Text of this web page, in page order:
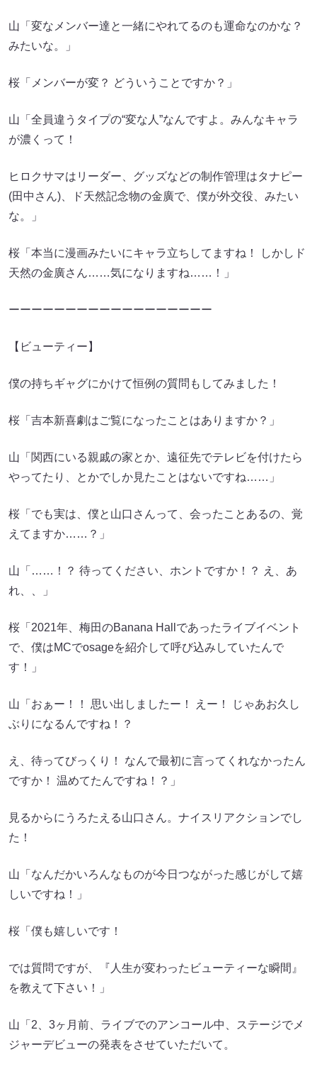
山「変なメンバー達と一緒にやれてるのも運命なのかな？
みたいな。」
桜「メンバーが変？ どういうことですか？」
山「全員違うタイプの“変な人”なんですよ。みんなキャラ
が濃くって！
ヒロクサマはリーダー、グッズなどの制作管理はタナピー
(田中さん)、ド天然記念物の金廣で、僕が外交役、みたい
な。」
桜「本当に漫画みたいにキャラ立ちしてますね！ しかしド
天然の金廣さん……気になりますね……！」
ーーーーーーーーーーーーーーーーーー
【ビューティー】
僕の持ちギャグにかけて恒例の質問もしてみました！
桜「吉本新喜劇はご覧になったことはありますか？」
山「関西にいる親戚の家とか、遠征先でテレビを付けたら
やってたり、とかでしか見たことはないですね……」
桜「でも実は、僕と山口さんって、会ったことあるの、覚
えてますか……？」
山「……！？ 待ってください、ホントですか！？ え、あ
れ、、」
桜「2021年、梅田のBanana Hallであったライブイベント
で、僕はMCでosageを紹介して呼び込みしていたんで
す！」
山「おぁー！！ 思い出しましたー！ えー！ じゃあお久し
ぶりになるんですね！？
え、待ってびっくり！ なんで最初に言ってくれなかったん
ですか！ 温めてたんですね！？」
見るからにうろたえる山口さん。ナイスリアクションでし
た！
山「なんだかいろんなものが今日つながった感じがして嬉
しいですね！」
桜「僕も嬉しいです！
では質問ですが、『人生が変わったビューティーな瞬間』
を教えて下さい！」
山「2、3ヶ月前、ライブでのアンコール中、ステージでメ
ジャーデビューの発表をさせていただいて。